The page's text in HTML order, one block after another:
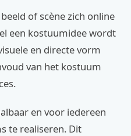
of scène zich online
een kostuumidee wordt
en directe vorm
van het kostuum
en voor iedereen
te realiseren. Dit